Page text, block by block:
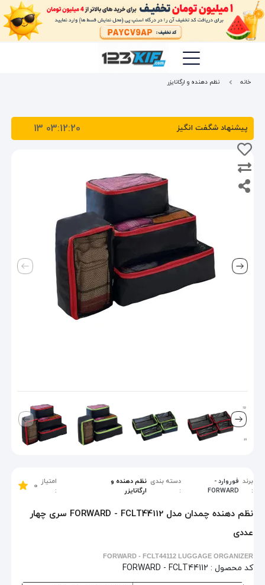
خانه نظم دهنده و ارگانایزر
پیشنهاد شگفت انگیز 13 03:12:19
برند
:
فوروارد -
FORWARD
دسته بندی
:
نظم دهنده و
ارگانایزر
امتیاز
:
0
نظم دهنده چمدان مدل FORWARD - FCLT44112 سری چهار
عددی
FORWARD - FCLT44112 LUGGAGE ORGANIZER
کد محصول : FORWARD - FCLT44112